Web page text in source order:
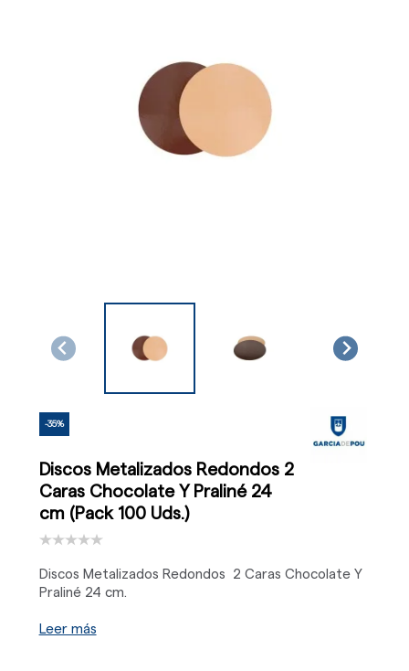
-35%
Discos Metalizados Redondos 2
Caras Chocolate Y Praliné 24
cm (Pack 100 Uds.)
Discos Metalizados Redondos 2 Caras Chocolate Y
Praliné 24 cm.
Leer más